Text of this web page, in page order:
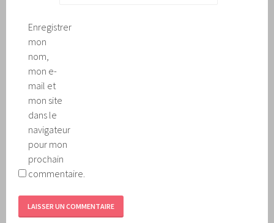
Enregistrer
mon
nom,
mon e-
mail et
mon site
dans le
navigateur
pour mon
prochain
commentaire.